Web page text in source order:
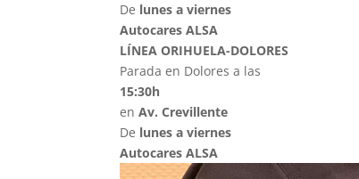
De lunes a viernes
Autocares ALSA
LÍNEA ORIHUELA-DOLORES
Parada en Dolores a las
15:30h
en Av. Crevillente
De lunes a viernes
Autocares ALSA